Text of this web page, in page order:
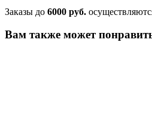
Заказы до 6000 руб.
Вам также может